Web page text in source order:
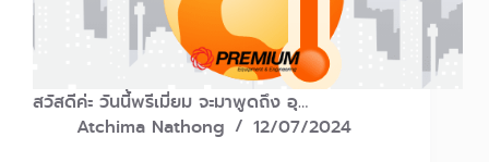
สวัสดีค่ะ วันนี้พรีเมี่ยม จะมาพูดถึง อุ…
Atchima Nathong
12/07/2024